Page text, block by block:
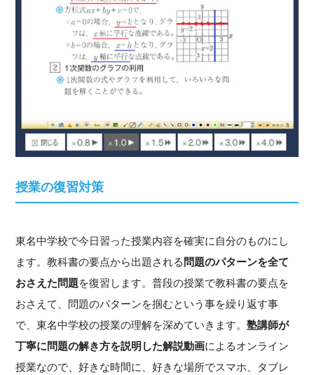
授業の復習対策
東名中学校で今日習った授業内容を確実に自分のものにし
ます。教科書の要点から出題される 問題のパターンを全て
おさえた問題を復習します。普段の授業で教科書の要点を
おさえて、問題のパターンを掴むという事を繰り返す事
で、東名中学校の授業の理解を深めていきます。塾講師が
丁寧に問題の解き方を説明した解説動画によるオンライン
授業なので、好きな時間に、好きな場所でスマホ、タブレ